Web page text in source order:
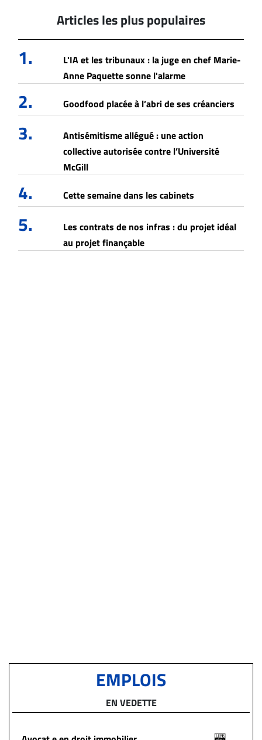
Articles les plus populaires
1.
L'IA et les tribunaux : la juge en chef Marie-
Anne Paquette sonne l'alarme
2. Goodfood placée à l’abri de ses créanciers
3.
Antisémitisme allégué : une action
collective autorisée contre l’Université
McGill
4. Cette semaine dans les cabinets
5.
Les contrats de nos infras : du projet idéal
au projet finançable
EMPLOIS
EN VEDETTE